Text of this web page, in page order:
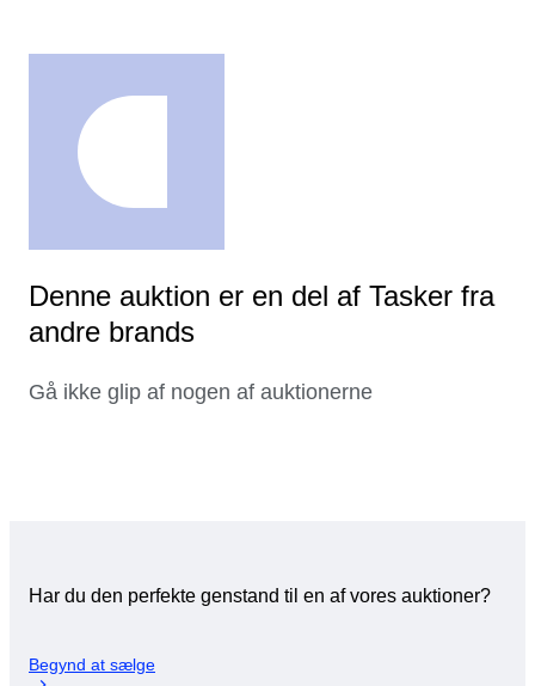
Denne auktion er en del af Tasker fra
andre brands
Gå ikke glip af nogen af auktionerne
Har du den perfekte genstand til en af vores auktioner?
Begynd at sælge